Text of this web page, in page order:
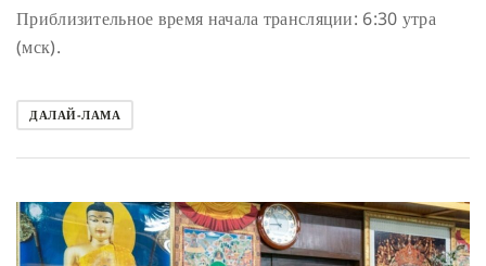
Приблизительное время начала трансляции: 6:30 утра
(мск).
ДАЛАЙ-ЛАМА